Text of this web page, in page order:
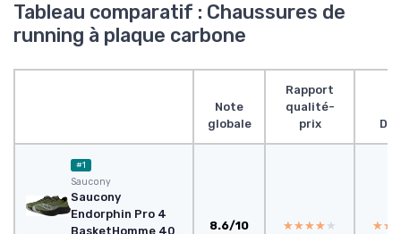
Tableau comparatif : Chaussures de
running à plaque carbone
Note
globale
Rapport
qualité-
prix
#1
Saucony
Saucony
Endorphin Pro 4
BasketHomme 40
8.6/10 ★★★★★
★★★★★